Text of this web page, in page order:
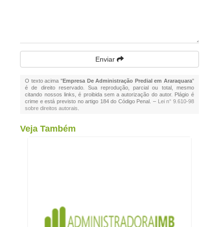
Enviar
O texto acima "Empresa De Administração Predial em Araraquara"
é de direito reservado. Sua reprodução, parcial ou total, mesmo
citando nossos links, é proibida sem a autorização do autor. Plágio é
crime e está previsto no artigo 184 do Código Penal. – Lei n° 9.610-98
sobre direitos autorais
Veja Também